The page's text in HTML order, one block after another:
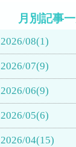
月別記事
2026/08(1)
2026/07(9)
2026/06(9)
2026/05(6)
2026/04(15)